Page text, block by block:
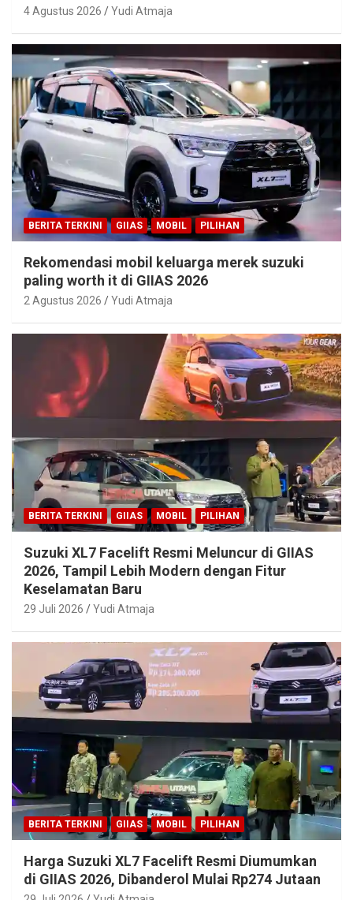
4 Agustus 2026 Yudi Atmaja
BERITA TERKINI GIIAS MOBIL PILIHAN
Rekomendasi mobil keluarga merek suzuki
paling worth it di GIIAS 2026
2 Agustus 2026 Yudi Atmaja
BERITA TERKINI GIIAS MOBIL PILIHAN
Suzuki XL7 Facelift Resmi Meluncur di GIIAS
2026, Tampil Lebih Modern dengan Fitur
Keselamatan Baru
29 Juli 2026 Yudi Atmaja
BERITA TERKINI GIIAS MOBIL PILIHAN
Harga Suzuki XL7 Facelift Resmi Diumumkan
di GIIAS 2026, Dibanderol Mulai Rp274 Jutaan